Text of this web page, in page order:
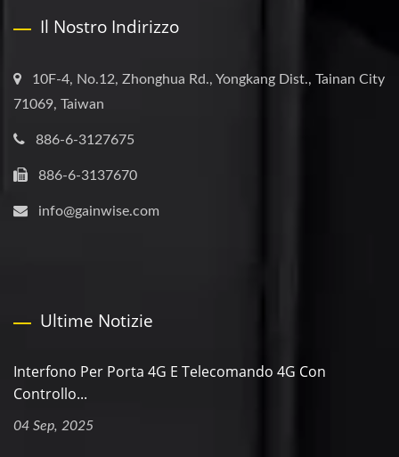
Il Nostro Indirizzo
10F-4, No.12, Zhonghua Rd., Yongkang Dist., Tainan City
71069, Taiwan
886-6-3127675
886-6-3137670
info@gainwise.com
Ultime Notizie
Interfono Per Porta 4G E Telecomando 4G Con
Controllo...
04 Sep, 2025